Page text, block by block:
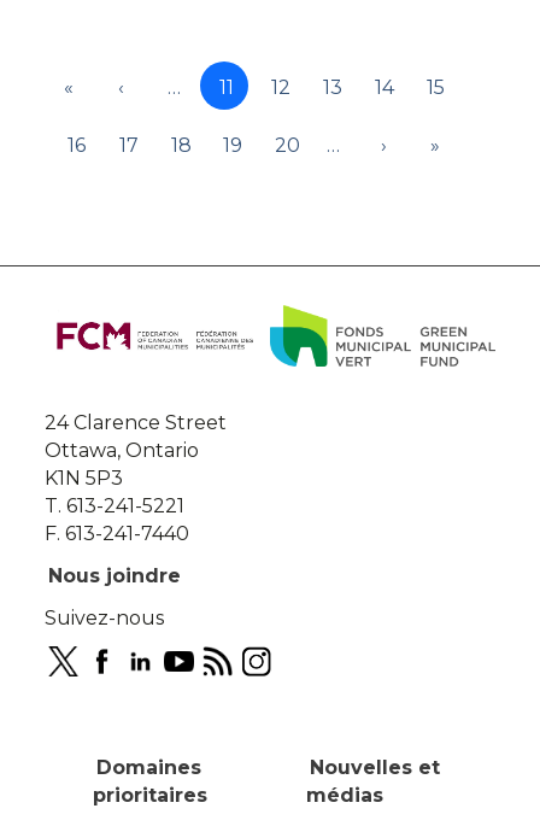
« ‹ … 11 12 13 14 15
16 17 18 19 20 … › »
About
this
24 Clarence Street
Ottawa, Ontario
K1N 5P3
T. 613-241-5221
F. 613-241-7440
Nous joindre
Suivez-nous
Domaines
prioritaires
Nouvelles et
médias